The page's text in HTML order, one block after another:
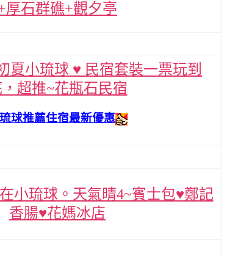
厚石群礁+觀夕亭
夏小琉球 ♥ 民宿套裝一票玩到
超推~花瓶石民宿
球推薦住宿最新優惠
小琉球。天氣晴4~賓士包♥鄭記
香腸♥花媽冰店